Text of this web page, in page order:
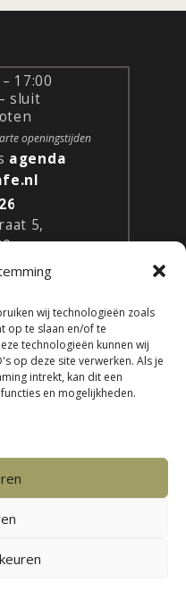
wij technologieën zoals
op te slaan en/of te
technologieën kunnen wij
op deze site verwerken. Als je
intrekt, kan dit een
en mogelijkheden.
17:00
sluit
openingstijden
agenda
5,